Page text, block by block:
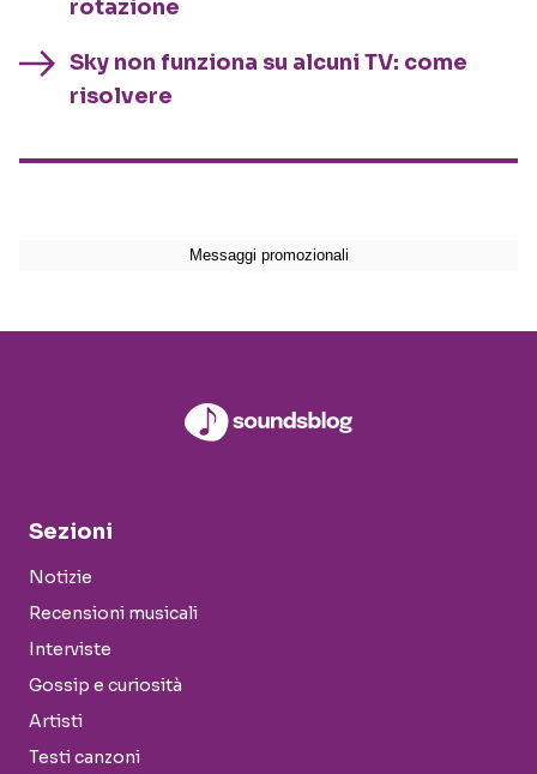
rotazione
Sky non funziona su alcuni TV: come
risolvere
Sezioni
Notizie
Recensioni musicali
Interviste
Gossip e curiosità
Artisti
Testi canzoni